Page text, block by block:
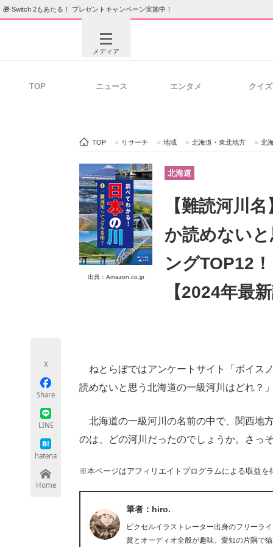
🎁 Switch 2もあたる！ プレゼントキャンペーン実施中！
メディア
ビジネスと働き方のヒント
ITエンジニア向け専門サイト
モノづくり技術者専門サイト エレクト
TOP ニュース エンタメ クイズ
TOP > リサーチ > 地域 > 北海道・東北地方 > 北
出典：Amazon.co.jp
北海道
【難読河川
か読めない
ングTOP12
【2024年最
X
Share
LINE
hatena
Home
ねとらぼではアンケートサイト「ボイス
読めないと思う北海道の一級河川はどれ？
北海道の一級河川の名前の中で、関西地
のは、どの河川だったのでしょうか。さっ
※本ページはアフィリエイトプログラムによる収益を
筆者：hiro.
ピクセルイラストレーター出身のフリーラ
賞とオーディオ全般が趣味。愛知の片隅で